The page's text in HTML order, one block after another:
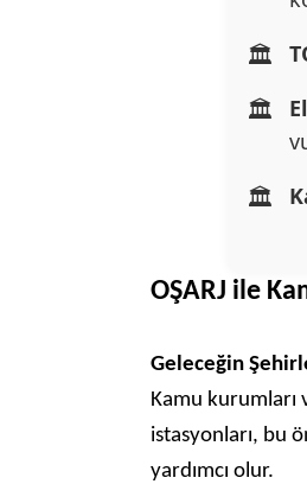
OŞARJ ile
Geleceğin
Kamu kurumları
istasyonları, bu
yardımcı olur.